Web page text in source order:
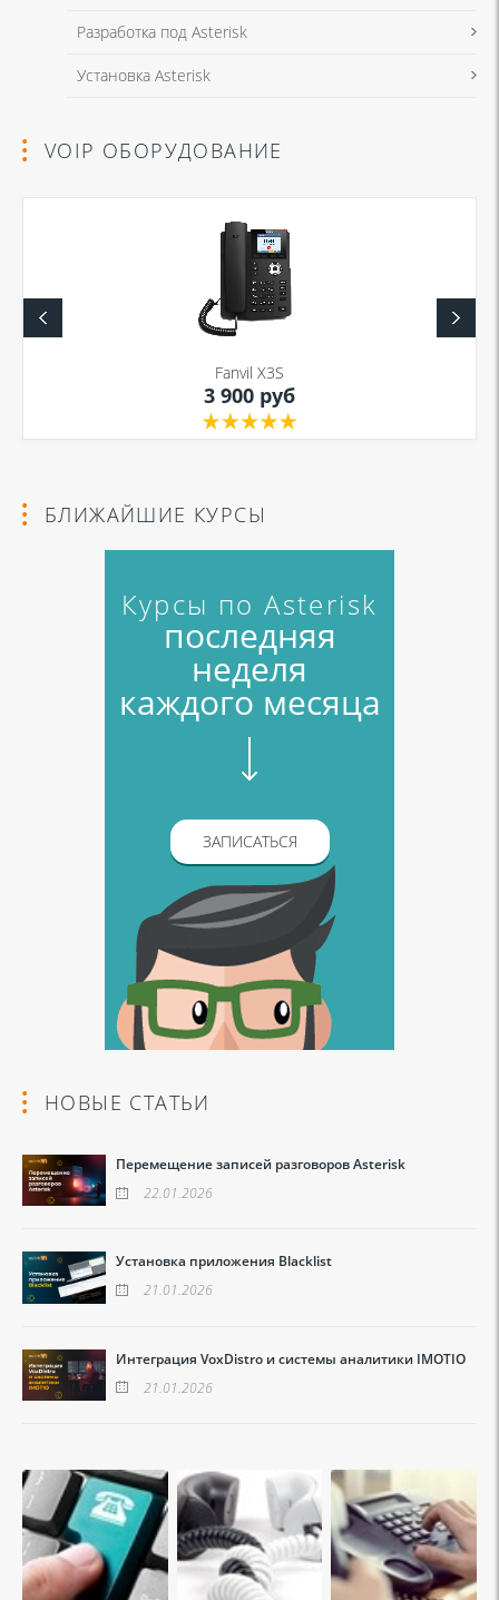
Разработка под Asterisk
Установка Asterisk
VOIP ОБОРУДОВАНИЕ
Fanvil X3S
3 900 руб
БЛИЖАЙШИЕ КУРСЫ
Курсы по Asterisk
последняя
неделя
каждого месяца
ЗАПИСАТЬСЯ
НОВЫЕ СТАТЬИ
Перемещение записей разговоров Asterisk
22.01.2026
Установка приложения Blacklist
21.01.2026
Интеграция VoxDistro и системы аналитики IMOTIO
21.01.2026